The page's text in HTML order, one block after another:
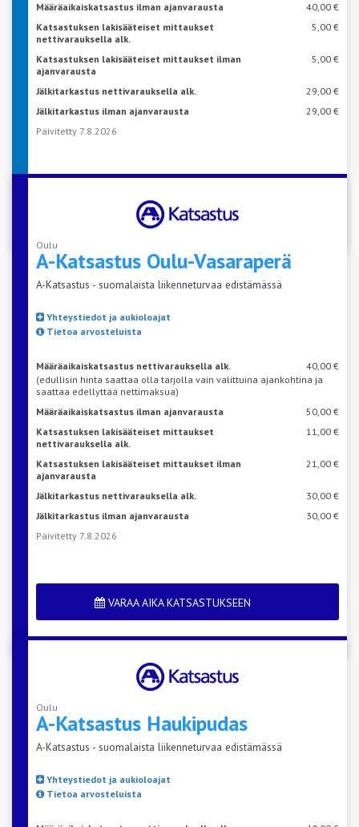
Määräaikaiskatsastus ilman ajanvarausta
40,00 €
Katsastuksen lakisääteiset mittaukset
nettivarauksella alk.
5,00 €
Katsastuksen lakisääteiset mittaukset ilman
ajanvarausta
5,00 €
Jälkitarkastus nettivarauksella alk.
29,00 €
Jälkitarkastus ilman ajanvarausta
29,00 €
Päivitetty 7.8.2026
VARAA AIKA KATSASTUKSEEN
Oulu
A-Katsastus Oulu-Vasaraperä
A-Katsastus - suomalaista liikenneturvaa edistämässä
Yhteystiedot ja aukioloajat
Tietoa arvosteluista
Määräaikaiskatsastus nettivarauksella alk.
40,00 €
(edullisin hinta saattaa olla tarjolla vain valittuina ajankohtina ja
saattaa edellyttää nettimaksua)
Määräaikaiskatsastus ilman ajanvarausta
50,00 €
Katsastuksen lakisääteiset mittaukset
nettivarauksella alk.
11,00 €
Katsastuksen lakisääteiset mittaukset ilman
ajanvarausta
21,00 €
Jälkitarkastus nettivarauksella alk.
30,00 €
Jälkitarkastus ilman ajanvarausta
30,00 €
Päivitetty 7.8.2026
VARAA AIKA KATSASTUKSEEN
Oulu
A-Katsastus Haukipudas
A-Katsastus - suomalaista liikenneturvaa edistämässä
Yhteystiedot ja aukioloajat
Tietoa arvosteluista